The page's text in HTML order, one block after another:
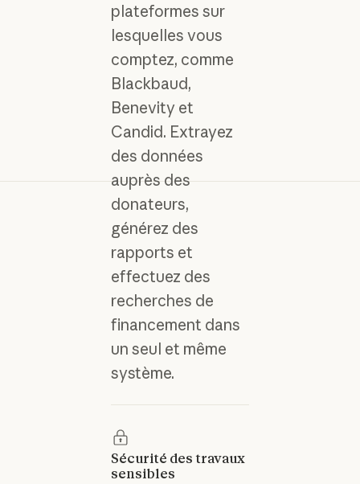
plateformes sur
lesquelles vous
comptez, comme
Blackbaud,
Benevity et
Candid. Extrayez
des données
auprès des
donateurs,
générez des
rapports et
effectuez des
recherches de
financement dans
un seul et même
système.
Sécurité des travaux
sensibles